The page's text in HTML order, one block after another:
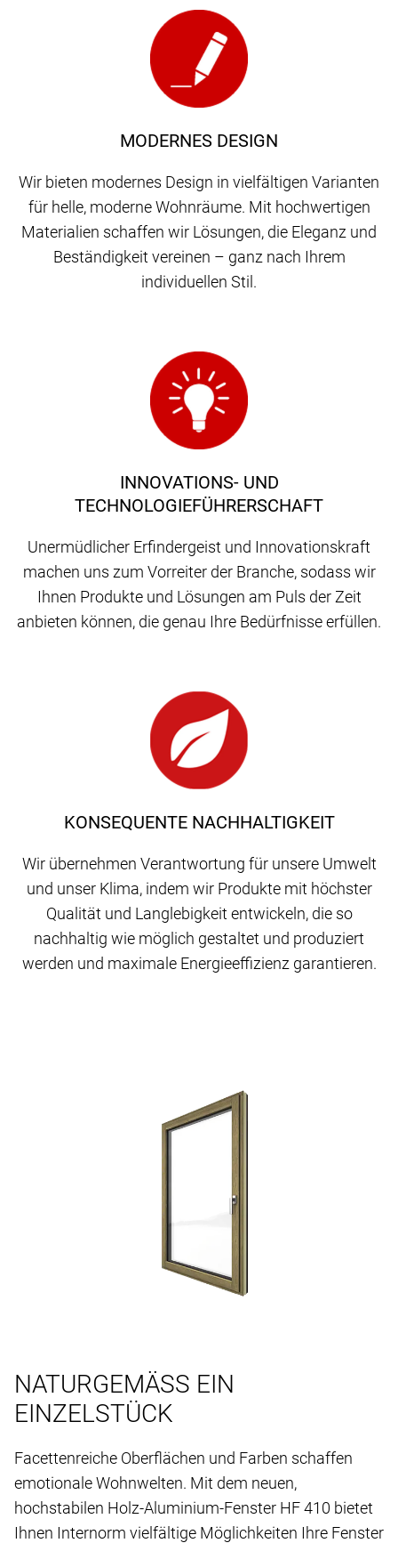
MODERNES DESIGN
Wir bieten modernes Design in vielfältigen Varianten
für helle, moderne Wohnräume. Mit hochwertigen
Materialien schaffen wir Lösungen, die Eleganz und
Beständigkeit vereinen – ganz nach Ihrem
individuellen Stil.
KONSEQUENTE NACHHALTIGKEIT
Wir übernehmen Verantwortung für unsere Umwelt
und unser Klima, indem wir Produkte mit höchster
Qualität und Langlebigkeit entwickeln, die so
nachhaltig wie möglich gestaltet und produziert
werden und maximale Energieeffizienz garantieren.
INNOVATIONS- UND
TECHNOLOGIEFÜHRERSCHAFT
Unermüdlicher Erfindergeist und Innovationskraft
machen uns zum Vorreiter der Branche, sodass wir
Ihnen Produkte und Lösungen am Puls der Zeit
anbieten können, die genau Ihre Bedürfnisse erfüllen.
NATURGEMÄSS EIN
EINZELSTÜCK
Facettenreiche Oberflächen und Farben schaffen
emotionale Wohnwelten. Mit dem neuen,
hochstabilen Holz-Aluminium-Fenster HF 410 bietet
Ihnen Internorm vielfältige Möglichkeiten Ihre Fenster